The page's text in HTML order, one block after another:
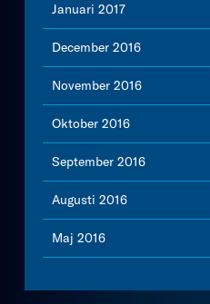
Januari 2017
December 2016
November 2016
Oktober 2016
September 2016
Augusti 2016
Maj 2016